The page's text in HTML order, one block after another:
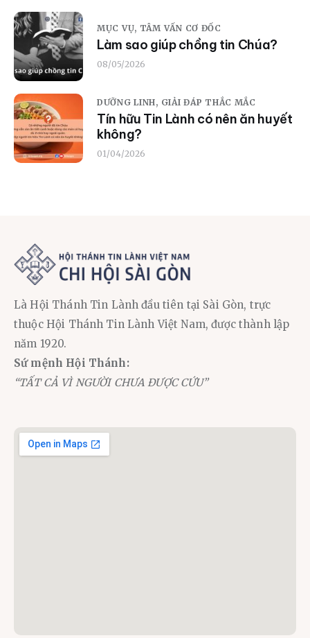
MỤC VỤ, TÂM VẤN CƠ ĐỐC
Làm sao giúp chồng tin Chúa?
08/05/2026
DƯỠNG LINH, GIẢI ĐÁP THẮC MẮC
Tín hữu Tin Lành có nên ăn huyết
không?
01/04/2026
Là Hội Thánh Tin Lành đầu tiên tại Sài Gòn, trực
thuộc Hội Thánh Tin Lành Việt Nam, được thành lập
năm 1920.
Sứ mệnh Hội Thánh:
“TẤT CẢ VÌ NGƯỜI CHƯA ĐƯỢC CỨU”